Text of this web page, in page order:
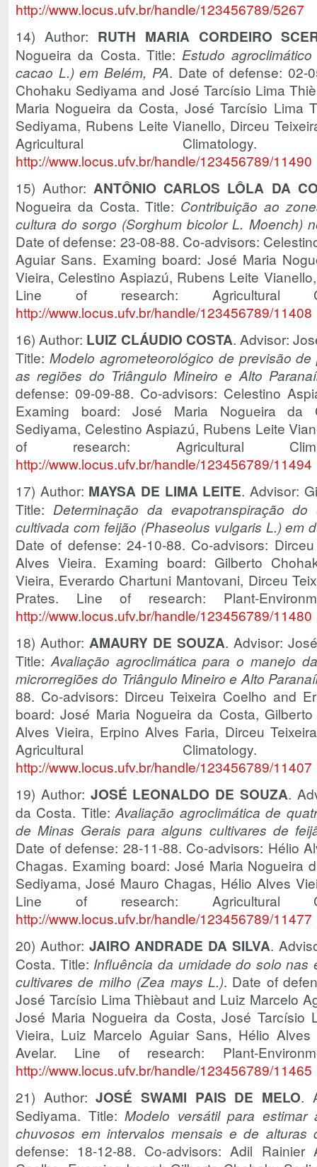
http://www.locus.ufv.br/handle/123456789/5267
14) Author: RUTH MARIA CORDEIRO
Nogueira da Costa. Title: Estudo
cacao L.) em Belém, PA. Date of defense: 02-
Chohaku Sediyama and José Tarcísio Lima
Maria Nogueira da Costa, José Tarcísio Lima
Sediyama, Rubens Leite Vianello, Dirceu
Agricultural
http://www.locus.ufv.br/handle/123456789/11490
15) Author: ANTÔNIO CARLOS LÔLA DA
Nogueira da Costa. Title: Contribuição ao
cultura do sorgo (Sorghum bicolor L. Moench)
Date of defense: 23-08-88. Co-advisors:
Aguiar Sans. Examing board: José Maria
Vieira, Celestino Aspiazú, Rubens Leite
Line of research: Agricultural
http://www.locus.ufv.br/handle/123456789/11408
16) Author: LUIZ CLÁUDIO COSTA. Advisor:
Title: Modelo agrometeorológico de previsão
as regiões do Triângulo Mineiro e Alto
defense: 09-09-88. Co-advisors: Celestino
Examing board: José Maria Nogueira da
Sediyama, Celestino Aspiazú, Rubens Leite
of research: Agricultural
http://www.locus.ufv.br/handle/123456789/11494
17) Author: MAYSA DE LIMA LEITE. Advisor:
Title: Determinação da evapotranspiração
cultivada com feijão (Phaseolus vulgaris L.) em
Date of defense: 24-10-88. Co-advisors:
Alves Vieira. Examing board: Gilberto
Vieira, Everardo Chartuni Mantovani, Dirceu
Prates. Line of research: Plant-
http://www.locus.ufv.br/handle/123456789/11480
18) Author: AMAURY DE SOUZA. Advisor:
Title: Avaliação agroclimática para o manejo
microrregiões do Triângulo Mineiro e Alto
88. Co-advisors: Dirceu Teixeira Coelho and
board: José Maria Nogueira da Costa,
Alves Vieira, Erpino Alves Faria, Dirceu
Agricultural
http://www.locus.ufv.br/handle/123456789/11407
19) Author: JOSÉ LEONALDO DE SOUZA.
da Costa. Title:Avaliação agroclimática de
de Minas Gerais para alguns cultivares de
Date of defense: 28-11-88. Co-advisors: Hélio
Chagas. Examing board: José Maria Nogueira
Sediyama, José Mauro Chagas, Hélio Alves
Line of research: Agricultural
http://www.locus.ufv.br/handle/123456789/11477
20) Author: JAIRO ANDRADE DA SILVA.
Costa. Title: Influência da umidade do solo nas
cultivares de milho (Zea mays L.). Date of
José Tarcísio Lima Thièbaut and Luiz Marcelo
José Maria Nogueira da Costa, José Tarcísio
Vieira, Luiz Marcelo Aguiar Sans, Hélio
Avelar. Line of research: Plant-
http://www.locus.ufv.br/handle/123456789/11465
21) Author:JOSÉ SWAMI PAIS DE MELO.
Sediyama. Title:Modelo versátil para
chuvosos em intervalos mensais e de alturas
defense: 18-12-88. Co-advisors: Adil Rainier